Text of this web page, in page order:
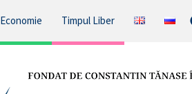
Economie Timpul Liber